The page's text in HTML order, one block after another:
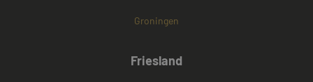
Groningen
Friesland